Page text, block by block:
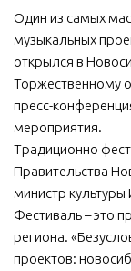
Правовая
Отчеты о
Учреждения
МБУ Дом
МБУ Дом
МБОУ ДО
МБОУ ДО
МБУК
Один из самых
музыкальных
открылся в
Торжественному
пресс-
мероприятия.
Традиционно
Правительства
министр
Фестиваль – это
региона.
проектов: